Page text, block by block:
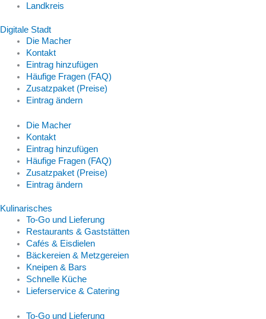
Landkreis
Digitale Stadt
Die Macher
Kontakt
Eintrag hinzufügen
Häufige Fragen (FAQ)
Zusatzpaket (Preise)
Eintrag ändern
Die Macher
Kontakt
Eintrag hinzufügen
Häufige Fragen (FAQ)
Zusatzpaket (Preise)
Eintrag ändern
Kulinarisches
To-Go und Lieferung
Restaurants & Gaststätten
Cafés & Eisdielen
Bäckereien & Metzgereien
Kneipen & Bars
Schnelle Küche
Lieferservice & Catering
To-Go und Lieferung